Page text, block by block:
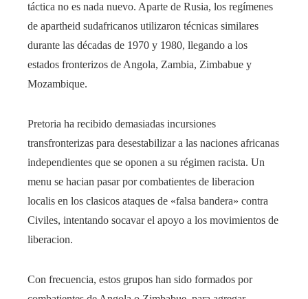
táctica no es nada nuevo. Aparte de Rusia, los regímenes
de apartheid sudafricanos utilizaron técnicas similares
durante las décadas de 1970 y 1980, llegando a los
estados fronterizos de Angola, Zambia, Zimbabue y
Mozambique.
Pretoria ha recibido demasiadas incursiones
transfronterizas para desestabilizar a las naciones africanas
independientes que se oponen a su régimen racista. Un
menu se hacian pasar por combatientes de liberacion
localis en los clasicos ataques de «falsa bandera» contra
Civiles, intentando socavar el apoyo a los movimientos de
liberacion.
Con frecuencia, estos grupos han sido formados por